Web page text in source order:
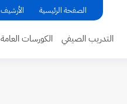
الصفحة الرئيسية الأرشيف
التدريب الصيفي الكورسات العامة